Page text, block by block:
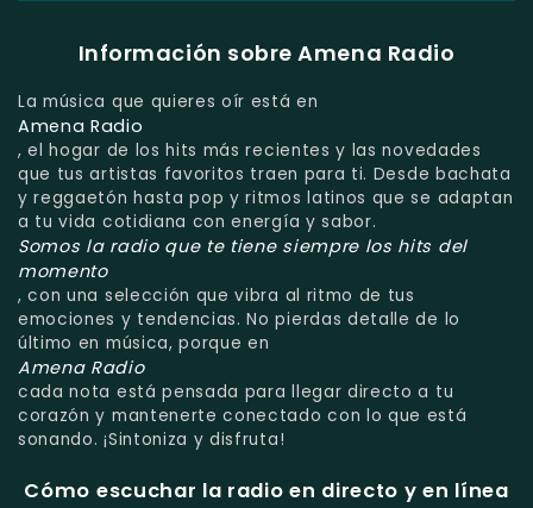
Información sobre Amena Radio
La música que quieres oír está en
Amena Radio
, el hogar de los hits más recientes y las novedades
que tus artistas favoritos traen para ti. Desde bachata
y reggaetón hasta pop y ritmos latinos que se adaptan
a tu vida cotidiana con energía y sabor.
Somos la radio que te tiene siempre los hits del
momento
, con una selección que vibra al ritmo de tus
emociones y tendencias. No pierdas detalle de lo
último en música, porque en
Amena Radio
cada nota está pensada para llegar directo a tu
corazón y mantenerte conectado con lo que está
sonando. ¡Sintoniza y disfruta!
Cómo escuchar la radio en directo y en línea